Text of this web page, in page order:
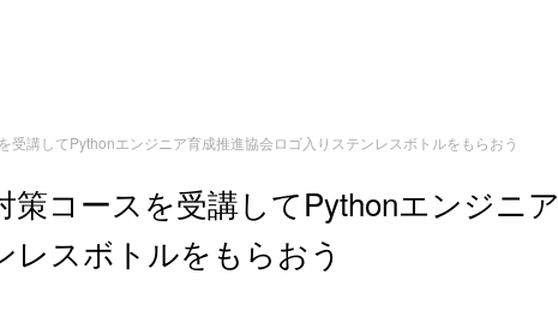
受講してPythonエンジニア育成推進協会ロゴ入りステンレスボトルをもらおう
策コースを受講してPythonエンジニア
レスボトルをもらおう